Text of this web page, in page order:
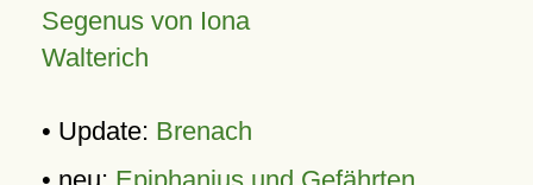
Segenus von Iona
Walterich
• Update: Brenach